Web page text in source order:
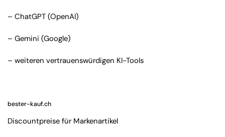
– ChatGPT (OpenAI)
– Gemini (Google)
– weiteren vertrauenswürdigen KI-Tools
bester-kauf.ch
Discountpreise für Markenartikel